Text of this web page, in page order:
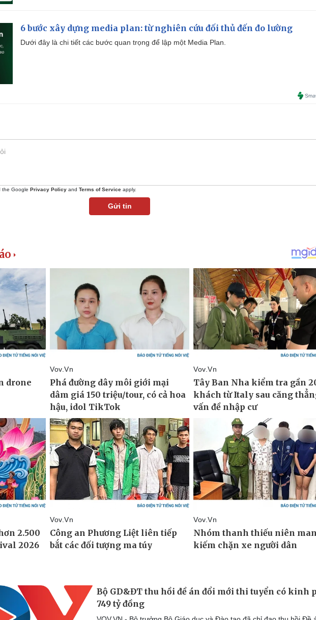
6 bước xây dựng media plan: từ nghiên cứu đối thủ đến đo lường
Dưới đây là chi tiết các bước quan trọng để lập một Media Plan.
the Google Privacy Policy and Terms of Service apply.
Gửi tin
Bộ GD&ĐT thu hồi đề án đổi mới thi tuyển có kinh
749 tỷ đồng